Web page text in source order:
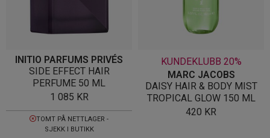
INITIO PARFUMS PRIVÉS
SIDE EFFECT HAIR
PERFUME 50 ML
1 085 KR
TOMT PÅ NETTLAGER -
SJEKK I BUTIKK
KUNDEKLUBB 20%
MARC JACOBS
DAISY HAIR & BODY MIST
TROPICAL GLOW 150 ML
420 KR